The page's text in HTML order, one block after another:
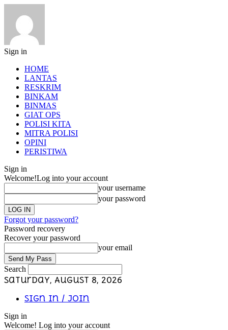
Sign in
HOME
LANTAS
RESKRIM
BINKAM
BINMAS
GIAT OPS
POLISI KITA
MITRA POLISI
OPINI
PERISTIWA
Sign in
Welcome!Log into your account
your username
your password
Forgot your password?
Password recovery
Recover your password
your email
Search
Saturday, August 8, 2026
Sign in / Join
Sign in
Welcome! Log into your account